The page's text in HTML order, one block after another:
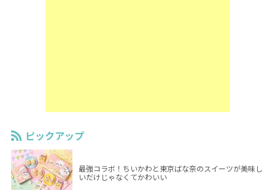
ピックアップ
最強コラボ！ちいかわと東京ばな奈のスイーツが美味し
いだけじゃなくてかわいい